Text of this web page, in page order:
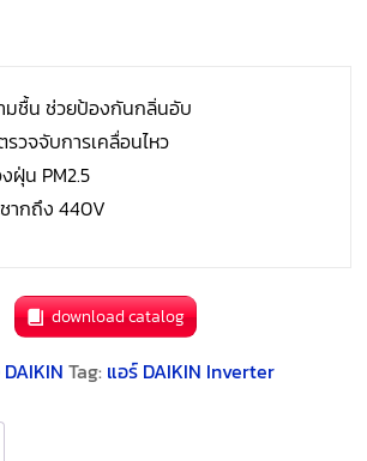
มชื้น ช่วยป้องกันกลิ่นอับ
รวจจับการเคลื่อนไหว
ฝุ่น PM2.5
ากถึง 440V
download catalog
Tag: แอร์ DAIKIN Inverter